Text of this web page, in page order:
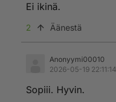
Ei ikinä.
2 Äänestä
Anonyymi00010
2026-05-19 22:11:14
Sopiii. Hyvin.